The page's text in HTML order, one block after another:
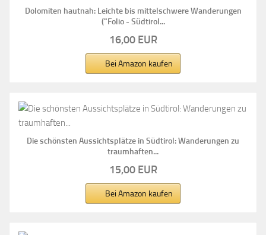
Dolomiten hautnah: Leichte bis mittelschwere Wanderungen
("Folio - Südtirol...
16,00 EUR
Bei Amazon kaufen
Die schönsten Aussichtsplätze in Südtirol: Wanderungen zu
traumhaften...
15,00 EUR
Bei Amazon kaufen